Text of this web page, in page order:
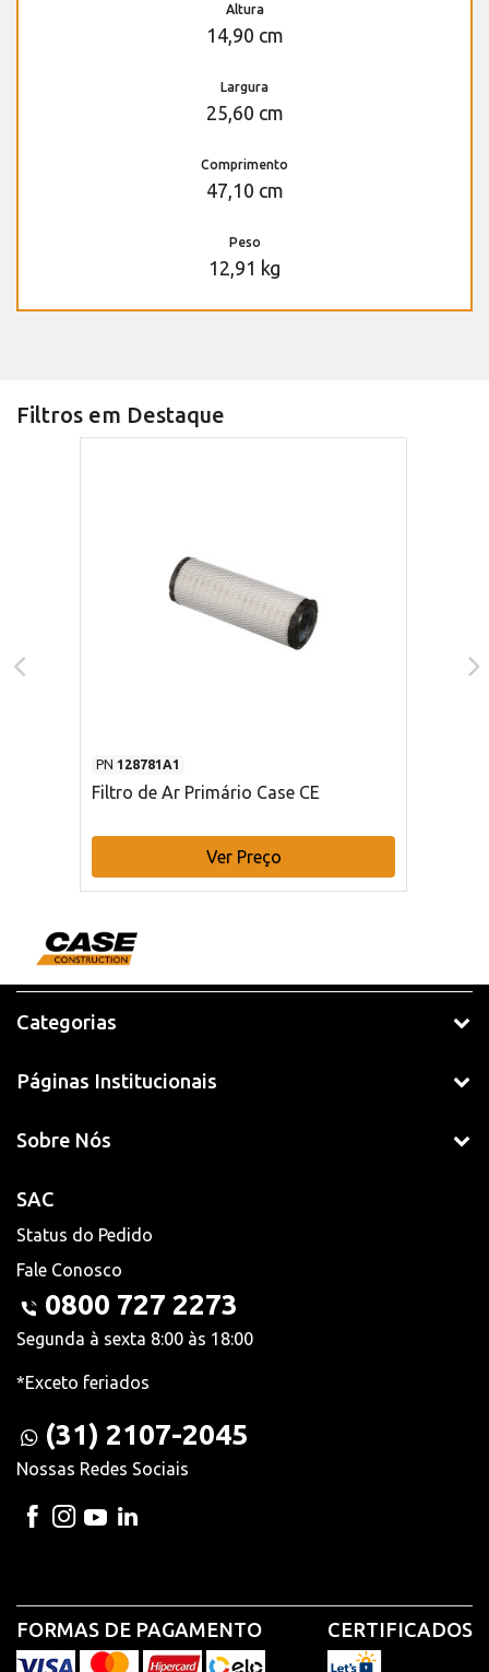
Altura
14,90 cm
Largura
25,60 cm
Comprimento
47,10 cm
Peso
12,91 kg
Filtros em Destaque
PN 128781A1
Filtro de Ar Primário Case CE
Ver Preço
Categorias
Páginas Institucionais
Sobre Nós
SAC
Status do Pedido
Fale Conosco
0800 727 2273
Segunda à sexta 8:00 às 18:00
*Exceto feriados
(31) 2107-2045
Nossas Redes Sociais
FORMAS DE PAGAMENTO CERTIFICADOS